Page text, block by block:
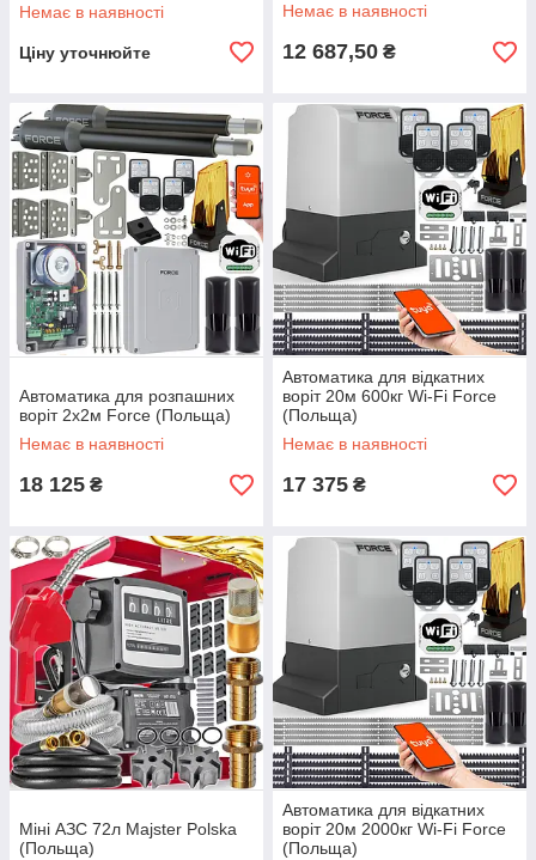
Немає в наявності
Ціну уточнюйте
Немає в наявності
12 687,50 ₴
Автоматика для розпашних
воріт 2x2м Force (Польща)
Немає в наявності
18 125 ₴
Автоматика для відкатних
воріт 20м 600кг Wi-Fi Force
(Польща)
Немає в наявності
17 375 ₴
Міні АЗС 72л Majster Polska
(Польща)
Автоматика для відкатних
воріт 20м 2000кг Wi-Fi Force
(Польща)